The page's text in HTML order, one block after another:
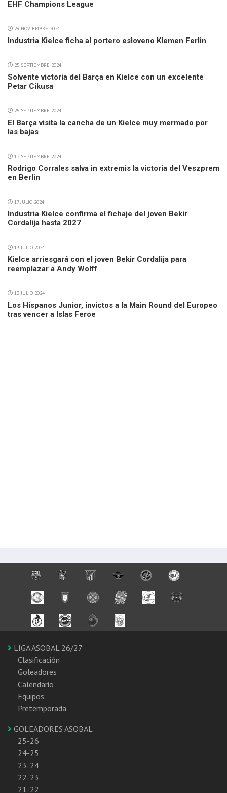
EHF Champions League
29 NOVIEMBRE 2024
Industria Kielce ficha al portero esloveno Klemen Ferlin
25 SEPTIEMBRE 2024
Solvente victoria del Barça en Kielce con un excelente
Petar Cikusa
25 SEPTIEMBRE 2024
El Barça visita la cancha de un Kielce muy mermado por
las bajas
12 SEPTIEMBRE 2024
Rodrigo Corrales salva in extremis la victoria del Veszprem
en Berlin
17 JULIO 2024
Industria Kielce confirma el fichaje del joven Bekir
Cordalija hasta 2027
13 JULIO 2024
Kielce arriesgará con el joven Bekir Cordalija para
reemplazar a Andy Wolff
13 JULIO 2024
Los Hispanos Junior, invictos a la Main Round del Europeo
tras vencer a Islas Feroe
LIGA ASOBAL 26/27
Clasificación
Goleadores
Calendario
Equipos
Pretemporada
GOLEADORES ASOBAL
25-26
24-25
23-24
22-23
21-22